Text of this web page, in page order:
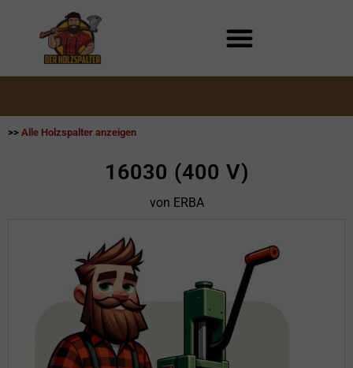
>> Alle Holzspalter anzeigen
16030 (400 V)
von ERBA